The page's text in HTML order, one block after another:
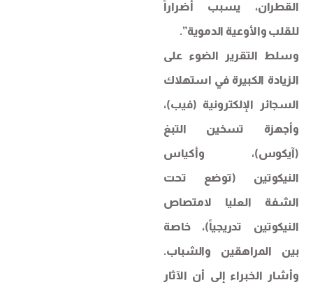
القطران، يسبب أضراراً
للقلب والأوعية الدموية”.
وسلط التقرير الضوء على
الزيادة الكبيرة في استهلاك
السجائر الإلكترونية (فيب)،
وأجهزة تسخين التبغ
(آيكوس)، وأكياس
النيكوتين (توضع تحت
الشفة العليا لامتصاص
النيكوتين تدريجياً)، خاصة
بين المراهقين والشباب.
وأشار الخبراء إلى أن الآثار